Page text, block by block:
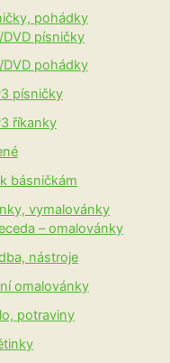
pohádky
DVD písničky
DVD pohádky
písničky
říkanky
básničkám
vymalovánky
– omalovánky
nástroje
omalovánky
potraviny